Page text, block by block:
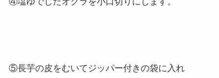
⑤長芋の皮をむいてジッパー付きの袋に入れ